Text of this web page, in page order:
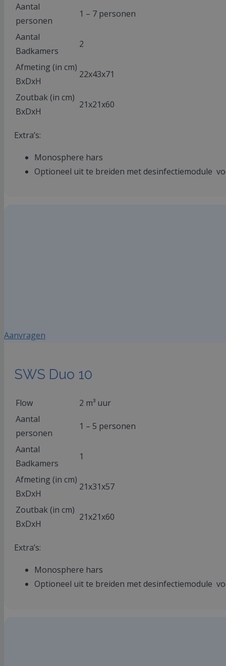
Aantal
personen
1 – 7 personen
Aantal
Badkamers
2
Afmeting (in cm)
BxDxH
22x43x71
Zoutbak (in cm)
BxDxH
21x21x60
Extra’s:
Monosphere hars
Optioneel uit te breiden met desinfectiemodule
Aanvragen
SWS Duo 10
Flow
2 m³ uur
Aantal
personen
1 – 5 personen
Aantal
Badkamers
1
Afmeting (in cm)
BxDxH
21x31x57
Zoutbak (in cm)
BxDxH
21x21x60
Extra’s:
Monosphere hars
Optioneel uit te breiden met desinfectiemodule